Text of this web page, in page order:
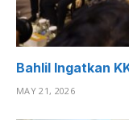
Bahlil Ingatkan
MAY 21, 2026